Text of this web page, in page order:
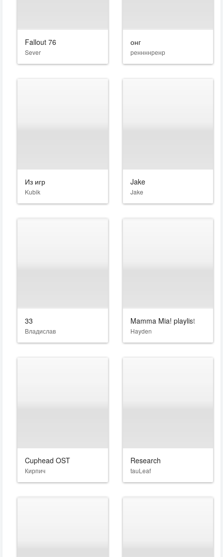
Fallout 76
Sever
онг
реннннренр
Из игр
Kubik
Jake
Jake
33
Владислав
Mamma Mia! playlist
Hayden
Cuphead OST
Кирпич
Research
tauLeaf